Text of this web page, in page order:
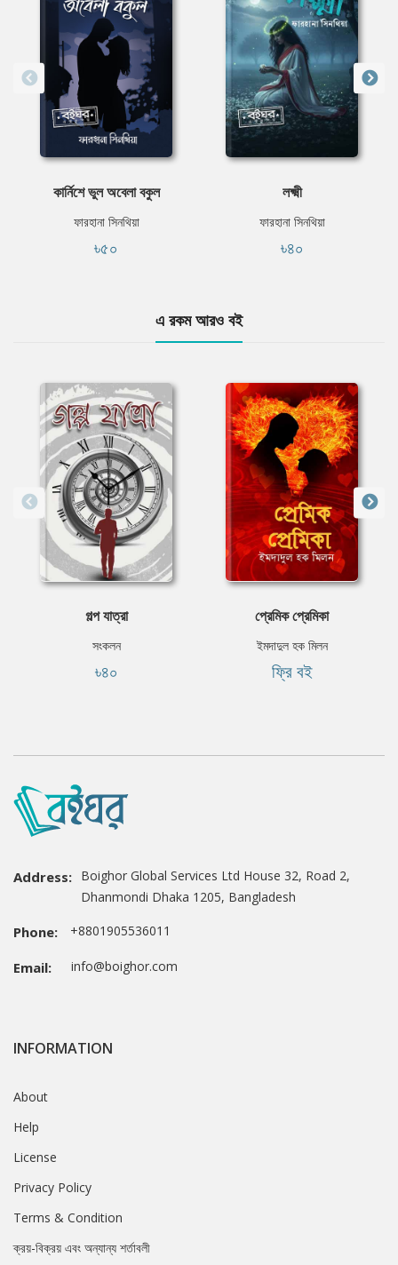
কার্নিশে ভুল অবেলা বকুল
ফারহানা সিনথিয়া
৳৫০
লক্ষ্মী
ফারহানা সিনথিয়া
৳৪০
এ রকম আরও বই
গল্প যাত্রা
সংকলন
৳৪০
প্রেমিক প্রেমিকা
ইমদাদুল হক মিলন
ফ্রি বই
Address: Boighor Global Services Ltd House 32, Road 2,
Dhanmondi Dhaka 1205, Bangladesh
Phone: +8801905536011
Email: info@boighor.com
INFORMATION
About
Help
License
Privacy Policy
Terms & Condition
ক্রয়-বিক্রয় এবং অন্যান্য শর্তাবলী